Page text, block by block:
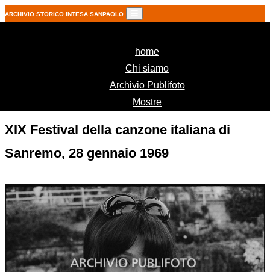
ARCHIVIO STORICO INTESA SANPAOLO
home(current)
Chi siamo
Archivio Publifoto
Mostre
XIX Festival della canzone italiana di
Sanremo, 28 gennaio 1969